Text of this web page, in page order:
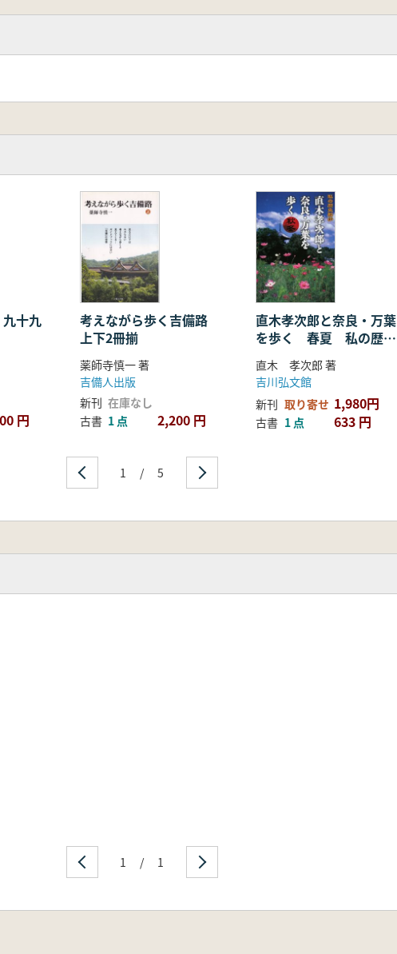
十九
円
考えながら歩く吉備路
上下2冊揃
薬師寺慎一 著
吉備人出版
新刊 在庫なし
古書 1 点 2,200 円
直木孝次郎と奈良・万葉
を歩く 春夏 私の歴史
散歩
直木 孝次郎 著
吉川弘文館
新刊 取り寄せ 1,980円
古書 1 点 633 円
1 / 5
1 / 1